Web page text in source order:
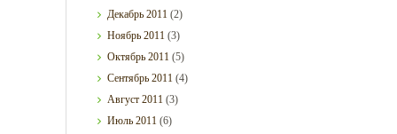
Декабрь2011 (2)
Ноябрь2011 (3)
Октябрь2011 (5)
Сентябрь2011 (4)
Август2011 (3)
Июль2011 (6)